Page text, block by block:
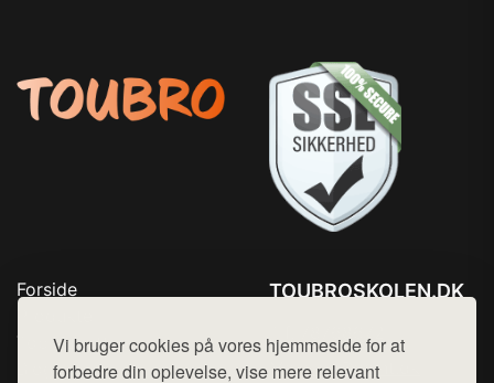
Vi bruger cookies på vores hjemmeside for at
forbedre din oplevelse, vise mere relevant
Forside
Top Rabatter
Blog
TOUBROSKOLEN.DK
Mail: hej@want.dk